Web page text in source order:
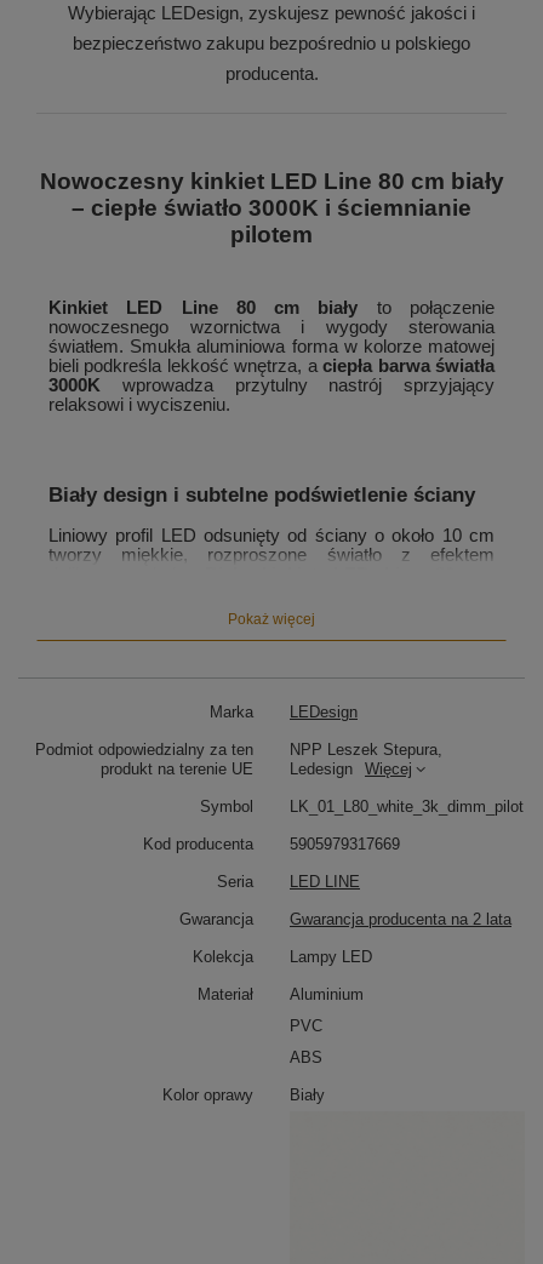
Wybierając LEDesign, zyskujesz pewność jakości i
bezpieczeństwo zakupu bezpośrednio u polskiego
producenta.
Nowoczesny kinkiet LED Line 80 cm biały
– ciepłe światło 3000K i ściemnianie
pilotem
Kinkiet LED Line 80 cm biały to połączenie
nowoczesnego wzornictwa i wygody sterowania
światłem. Smukła aluminiowa forma w kolorze matowej
bieli podkreśla lekkość wnętrza, aciepła barwa światła
3000K wprowadza przytulny nastrój sprzyjający
relaksowi i wyciszeniu.
Biały design i subtelne podświetlenie ściany
Liniowy profil LED odsunięty od ściany o około 10 cm
tworzy miękkie, rozproszone światło z efektem
skandynawskimi i minimalistycznymi wnętrzami,
nadając im świeżości i elegancji.
Ciepłe światło 3000K – przytulność i harmonia
Barwa światła 3000Ktworzy przyjazną atmosferę,
idealną do wieczornego odpoczynku. Ociepla
przestrzeń, podkreśla kolory i wprowadza spokojny
Kinkiet LED Line 80 cmświetnie sprawdza się
w salonie, sypialni, korytarzu czy łazience, tworząc
eleganckie i równomierne oświetlenie ścienne.
Ściemnianie pilotem – komfort i pełna
Regulacja jasności za pomocą pilota
precyzyjnie dopasować natężenie światła do nastroju i
potrzeb. Intuicyjne sterowanie umożliwia płynną zmianę
delikatne, wieczorne oświetlenie, zapewniając pełen
Pokaż więcej
Marka LEDesign
Podmiot odpowiedzialny za ten
produkt na terenie UE
NPP Leszek Stepura,
Ledesign
Więcej
Symbol LK_01_L80_white_3k_dimm_pilot
Kod producenta 5905979317669
Seria LED LINE
Gwarancja Gwarancja producenta na 2 lata
Kolekcja Lampy LED
Materiał
Aluminium
PVC
ABS
Kolor oprawy Biały